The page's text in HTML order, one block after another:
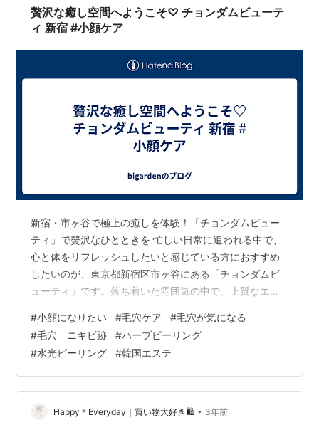
による毛穴の…
贅沢な癒し空間へようこそ♡ チョンダムビューテ
ィ 新宿 #小顔ケア
新宿・市ヶ谷で極上の癒しを体験！「チョンダムビュー
ティ」で贅沢なひとときを 忙しい日常に追われる中で、
心と体をリフレッシュしたいと感じている方におすすめ
したいのが、東京都新宿区市ヶ谷にある「チョンダムビ
ューティ」です。落ち着いた雰囲気の中で、上質なエス
ら癒される場所です。今回は、「チョンダムビューテ
ィ」の魅力を、オーナーのこだわり、サービス内容、そ
して施術の特徴を交えてご紹介します。 こだわりの高技
術と心地よい空間 「チョンダムビューティ」は、韓国を
はじめとするアジアの美の伝統をベースに、最新の美容
技術を取り入れたエステサロンです。サロン内に足…
#小顔になりたい #毛穴ケア #毛穴が気になる
#毛穴 ニキビ跡 #ハーブピーリング
#水光ピーリング #韓国エステ
Happy＊Everyday｜買い物大好き🛍 • 3年前